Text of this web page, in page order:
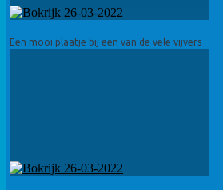
Een mooi plaatje bij een van de vele vijvers